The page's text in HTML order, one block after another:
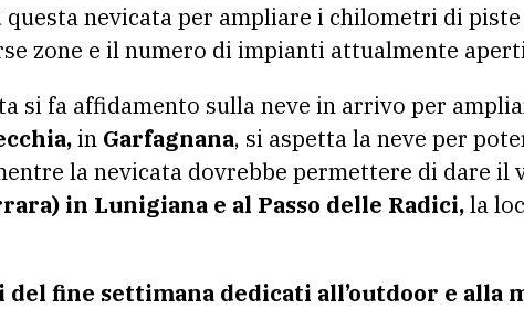
questa nevicata per ampliare i chilometri di
zone e il numero di impianti attualmente
si fa affidamento sulla neve in arrivo per
in Garfagnana, si aspetta la neve per
la nevicata dovrebbe permettere di dare il
in Lunigiana e al Passo delle Radici,la
fine settimana dedicati all’outdoor e alla